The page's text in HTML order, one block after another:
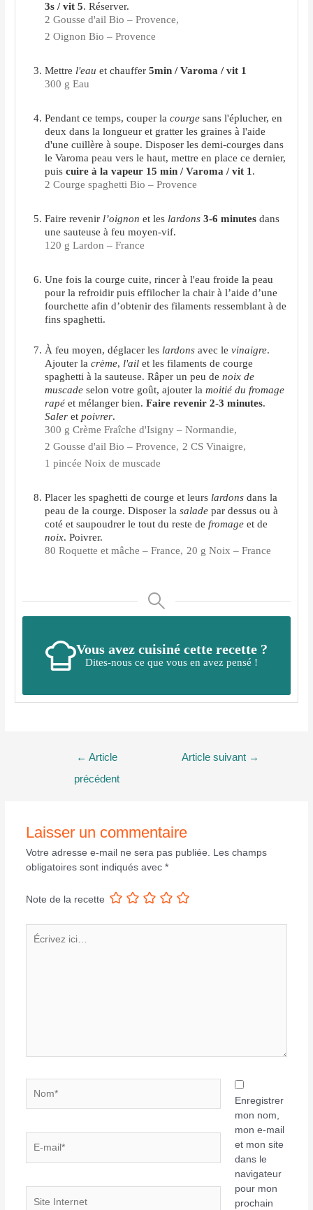
3s / vit 5. Réserver.
2 Gousse d'ail Bio – Provence,
2 Oignon Bio – Provence
Mettre l'eauet chauffer5min / Varoma / vit 1
300 g Eau
Pendant ce temps, couper lacourgesans l'éplucher, en
deux dans la longueur et gratter les graines à l'aide
d'une cuillère à soupe. Disposer les demi-courges dans
le Varoma peau vers le haut, mettre en place ce dernier,
puis cuire à la vapeur 15 min / Varoma / vit 1 .
2 Courge spaghetti Bio – Provence
Faire revenir l’oignonet les lardons3-6 minutes dans
une sauteuse à feu moyen-vif.
120 g Lardon – France
Une fois la courge cuite, rincer à l'eau froide la peau
pour la refroidir puis effilocher la chair à l’aide d’une
fourchette afin d’obtenir des filaments ressemblant à de
fins spaghetti.
À feu moyen, déglacer les lardonsavec levinaigre.
Ajouter lacrème, l'ailet les filaments de courge
spaghetti à la sauteuse. Râper un peu denoix de
muscadeselon votre goût, ajouter lamoitié du fromage
rapé et mélanger bien.Faire revenir 2-3 minutes.
Saleretpoivrer.
300 g Crème Fraîche d'Isigny – Normandie,
2 Gousse d'ail Bio – Provence, 2 CS Vinaigre,
1 pincée Noix de muscade
Placer les spaghetti de courge et leurs lardonsdans la
peau de la courge. Disposer lasaladepar dessus ou à
coté et saupoudrer le tout du reste defromageet de
noix. Poivrer.
80 Roquette et mâche – France, 20 g Noix – France
Vous avez cuisiné cette recette ?
Dites-nous ce que vous en avez pensé !
← Article
précédent
Article suivant →
Laisser un commentaire
Votre adresse e-mail ne sera pas publiée. Les champs
obligatoires sont indiqués avec *
Note de la recette
ici…
mail*
Internet
Enregistrer
mon nom,
mon e-mail
et mon site
dans le
navigateur
pour mon
prochain